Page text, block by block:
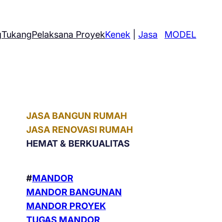
TukangPelaksana ProyekKenek |Jasa MODEL
JASA BANGUN RUMAH
JASA RENOVASI RUMAH
HEMAT & BERKUALITAS
#MANDOR
MANDOR BANGUNAN
MANDOR PROYEK